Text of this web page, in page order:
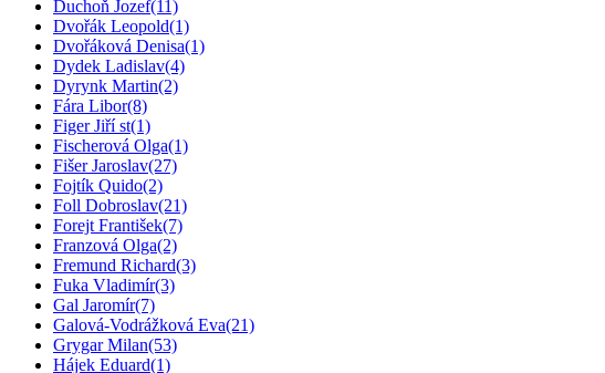
Duchoň Jozef(11)
Dvořák Leopold(1)
Dvořáková Denisa(1)
Dydek Ladislav(4)
Dyrynk Martin(2)
Fára Libor(8)
Figer Jiří st(1)
Fischerová Olga(1)
Fišer Jaroslav(27)
Fojtík Quido(2)
Foll Dobroslav(21)
Forejt František(7)
Franzová Olga(2)
Fremund Richard(3)
Fuka Vladimír(3)
Gal Jaromír(7)
Galová-Vodrážková Eva(21)
Grygar Milan(53)
Hájek Eduard(1)